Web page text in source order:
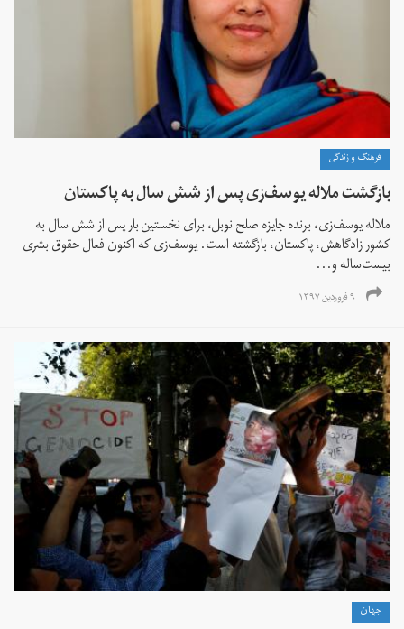
فرهنگ و زندگی
بازگشت ملاله یوسف‌زی پس از شش سال به پاکستان
ملاله یوسف‌زی، برنده جایزه صلح نوبل، برای نخستین بار پس از شش سال به
کشور زادگاهش، پاکستان، بازگشته است. یوسف‌زی که اکنون فعال حقوق بشری
بیست‌ساله و...
۹ فروردین ۱۳۹۷
جهان